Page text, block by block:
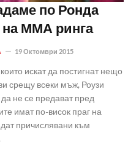
по Ронда
на ММА ринга
19 Октомври 2015
искат да постигнат нещо
срещу всеки мъж, Роузи
не се предават пред
имат по-висок праг на
причислявани към